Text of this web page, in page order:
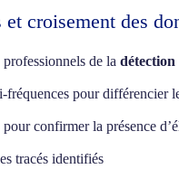
croisement des
de la
fréquences pour différencier
pour confirmer la présence
tracés identifiés